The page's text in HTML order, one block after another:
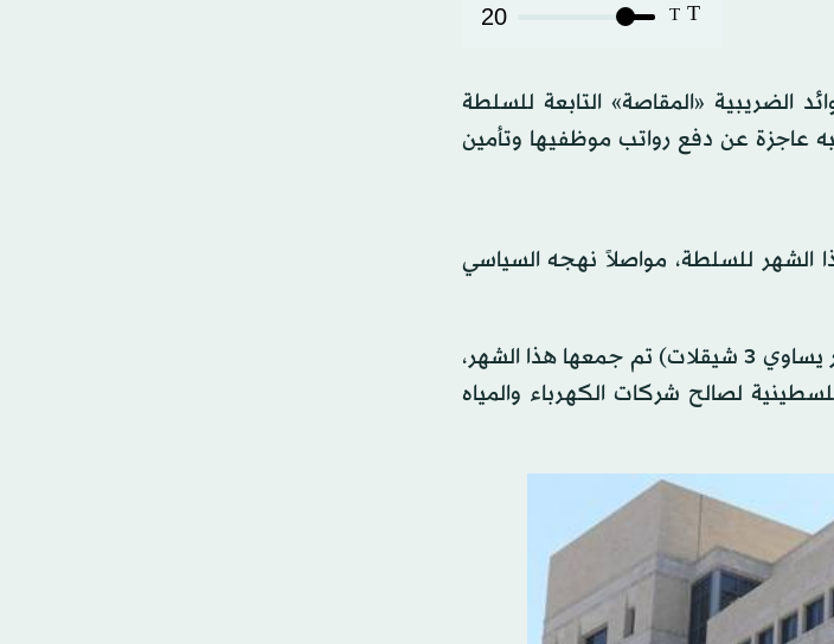
T
T
20
الضريبية «المقاصة» التابعة للسلطة
عاجزة عن دفع رواتب موظفيها وتأمين
هذا الشهر للسلطة، مواصلاً نهجه السياسي
وحسب قرار سموتريتش، فإنه «من إجمالي مبلغ يزيد عن 740 مليون شيقل (الدولار يساوي 3 شيقلات) تم جمعها هذا الشهر،
الفلسطينية لصالح شركات الكهرباء والمياه